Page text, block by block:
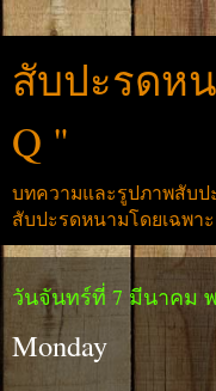
สับปะรดหน
Q "
บทความและรูปภาพสับป
สับปะรดหนามโดยเฉพาะ
วันจันทร์ที่ 7 มีนาคม
Monday